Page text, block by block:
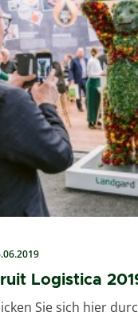
Logistica
Sie sich hier